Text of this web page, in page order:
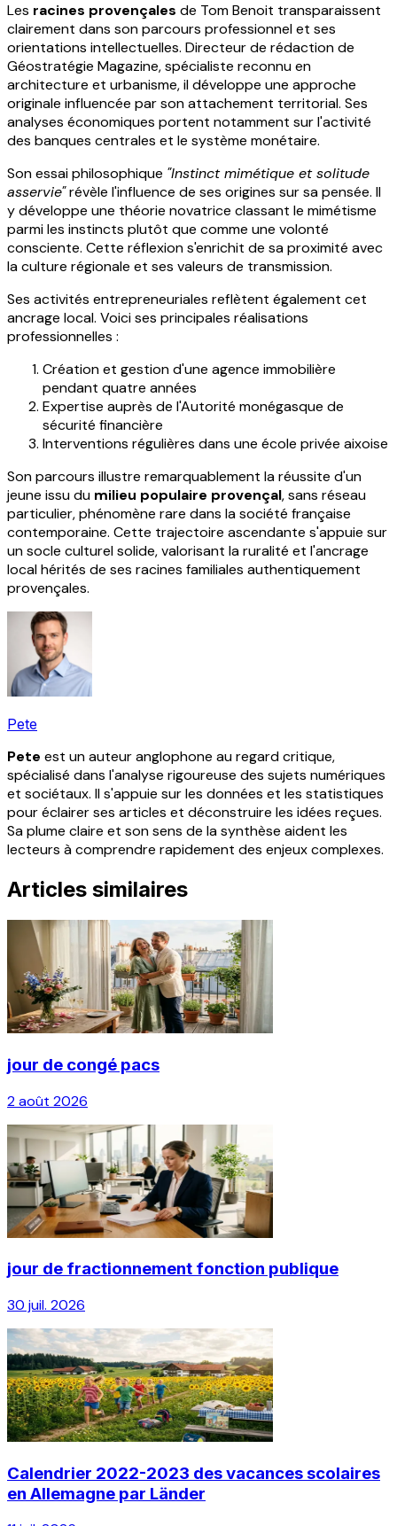
Les racines provençales de Tom Benoit transparaissent
clairement dans son parcours professionnel et ses
orientations intellectuelles. Directeur de rédaction de
Géostratégie Magazine, spécialiste reconnu en
architecture et urbanisme, il développe une approche
originale influencée par son attachement territorial. Ses
analyses économiques portent notamment sur l'activité
des banques centrales et le système monétaire.
Son essai philosophique "Instinct mimétique et solitude
asservie"révèle l'influence de ses origines sur sa pensée. Il
y développe une théorie novatrice classant le mimétisme
parmi les instincts plutôt que comme une volonté
consciente. Cette réflexion s'enrichit de sa proximité avec
la culture régionale et ses valeurs de transmission.
Ses activités entrepreneuriales reflètent également cet
ancrage local. Voici ses principales réalisations
professionnelles :
Création et gestion d'une agence immobilière
pendant quatre années
Expertise auprès de l'Autorité monégasque de
sécurité financière
Interventions régulières dans une école privée aixoise
Son parcours illustre remarquablement la réussite d'un
jeune issu du milieu populaire provençal, sans réseau
particulier, phénomène rare dans la société française
contemporaine. Cette trajectoire ascendante s'appuie sur
un socle culturel solide, valorisant la ruralité et l'ancrage
local hérités de ses racines familiales authentiquement
provençales.
Pete
Pete est un auteur anglophone au regard critique,
spécialisé dans l'analyse rigoureuse des sujets numériques
et sociétaux. Il s'appuie sur les données et les statistiques
pour éclairer ses articles et déconstruire les idées reçues.
Sa plume claire et son sens de la synthèse aident les
lecteurs à comprendre rapidement des enjeux complexes.
Articles similaires
jour de congé pacs
2 août 2026
jour de fractionnement fonction publique
30 juil. 2026
Calendrier 2022-2023 des vacances scolaires
en Allemagne par Länder